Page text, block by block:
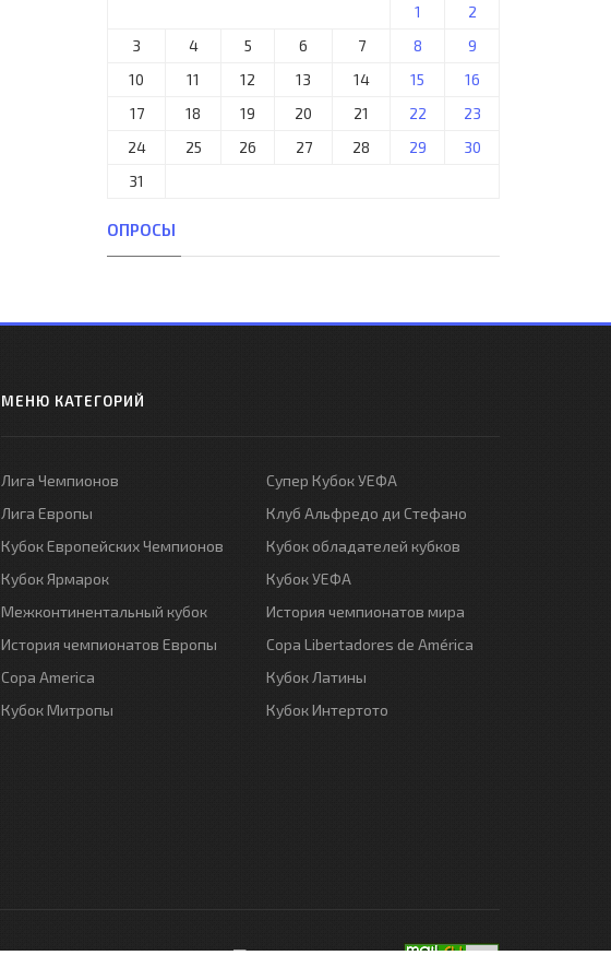
1
2
3
4 5 6 7 8
9
10
11 12 13 14 15
16
17
18 19 20 21 22
23
24
25 26 27 28 29
30
31
ОПРОСЫ
МЕНЮ КАТЕГОРИЙ
Лига Чемпионов
Лига Европы
Кубок Европейских Чемпионов
Кубок Ярмарок
Межконтинентальный кубок
История чемпионатов Европы
Copa America
Кубок Митропы
Супер Кубок УЕФА
Клуб Альфредо ди Стефано
Кубок обладателей кубков
Кубок УЕФА
История чемпионатов мира
Copa Libertadores de América
Кубок Латины
Кубок Интертото